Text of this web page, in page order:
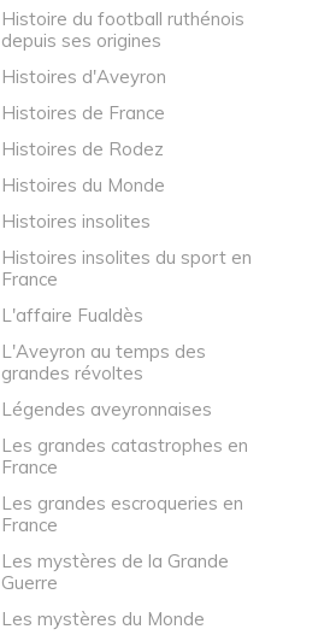
Histoire du football ruthénois
depuis ses origines
Histoires d'Aveyron
Histoires de France
Histoires de Rodez
Histoires du Monde
Histoires insolites
Histoires insolites du sport en
France
L'affaire Fualdès
L'Aveyron au temps des
grandes révoltes
Légendes aveyronnaises
Les grandes catastrophes en
France
Les grandes escroqueries en
France
Les mystères de la Grande
Guerre
Les mystères du Monde